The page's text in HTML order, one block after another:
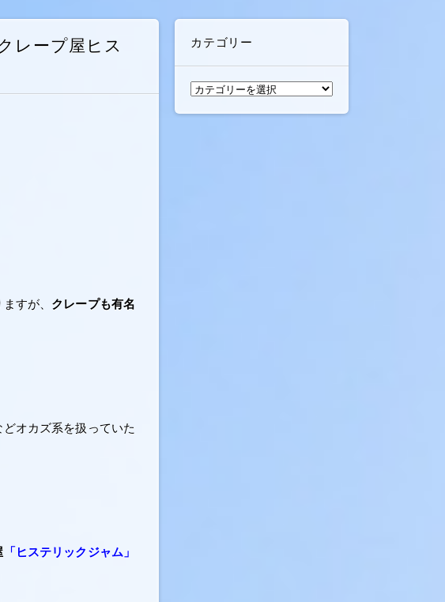
レープ屋ヒス
すが、 クレープも有名
オカズ系を扱っていた
「ヒステリックジャム」
カテゴリー
カ